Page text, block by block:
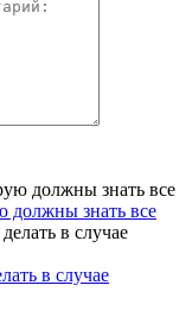
должны знать все
в случае